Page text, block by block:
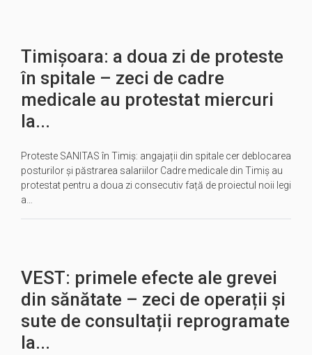
Timișoara: a doua zi de proteste
în spitale – zeci de cadre
medicale au protestat miercuri
la...
Proteste SANITAS în Timiș: angajații din spitale cer deblocarea
posturilor și păstrarea salariilor Cadre medicale din Timiș au
protestat pentru a doua zi consecutiv față de proiectul noii legi
a…
VEST: primele efecte ale grevei
din sănătate – zeci de operații și
sute de consultații reprogramate
la...